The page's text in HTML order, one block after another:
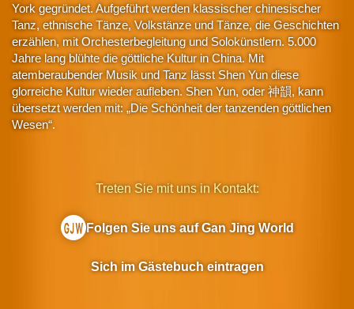
York gegründet. Aufgeführt werden klassischer chinesischer
Tanz, ethnische Tänze, Volkstänze und Tänze, die Geschichten
erzählen, mit Orchesterbegleitung und Solokünstlern. 5.000
Jahre lang blühte die göttliche Kultur in China. Mit
atemberaubender Musik und Tanz lässt Shen Yun diese
glorreiche Kultur wieder aufleben. Shen Yun, oder 神韻, kann
übersetzt werden mit: „Die Schönheit der tanzenden göttlichen
Wesen“.
Treten Sie mit uns in Kontakt:
Folgen Sie uns auf Gan Jing World
Sich im Gästebuch eintragen